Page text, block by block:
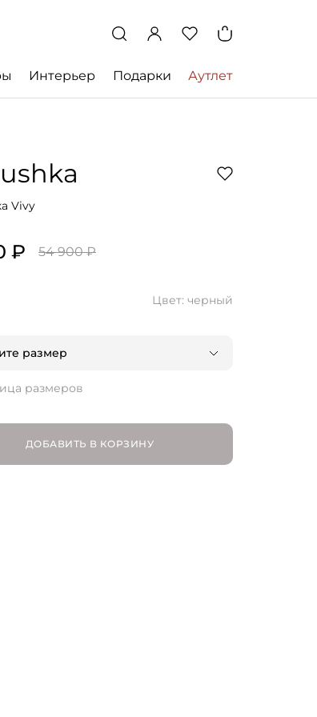
Интерьер Подарки Аутлет
Vivy
₽ 54 900 ₽
Цвет: черный
размер
42 размеров
ДОБАВИТЬ В КОРЗИНУ